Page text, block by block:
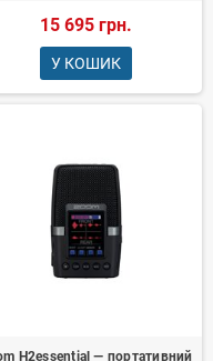
15 695 грн.
У КОШИК
H2essential — портативний